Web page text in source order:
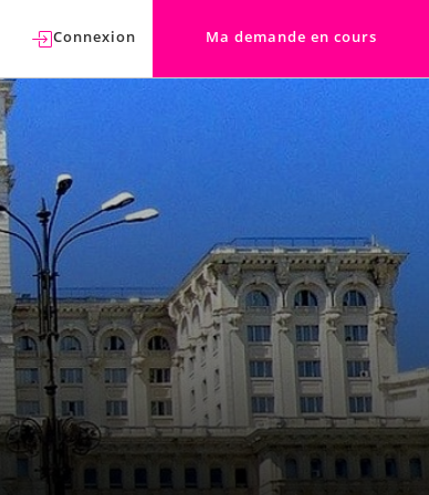
Connexion Ma demande en cours